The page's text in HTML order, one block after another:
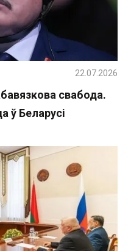
свабода.
ў Беларусі
22.07.2026